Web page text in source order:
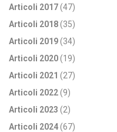
Articoli 2017(47)
Articoli 2018(35)
Articoli 2019(34)
Articoli 2020(19)
Articoli 2021 (27)
Articoli 2022(9)
Articoli 2023 (2)
Articoli 2024(67)